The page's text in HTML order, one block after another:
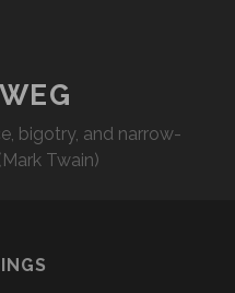
bigotry, and narrow-
Twain)